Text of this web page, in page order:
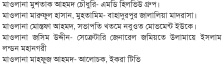
মাওলানা মুশতাক আহমদ চৌধুরি- এমডি হিলভিউ গ্রুপ।
মাওলানা মারুফুল হাসান, মুহতামিম- বাহাদুরপুর জালালিয়া মাদরাসা।
মাওলানা মোস্তফা আহমদ, সভাপতি খতমে নবুওত মোভমেন্ট ইউকে।
মাওলানা জসিম উদ্দীন- সেক্রেটারি জেনারেল জমিয়তে উলামায়ে ইসলাম
লন্ডন মহানগরী
মাওলানা মাহফুজ আহমদ- আলোচক, ইকরা টিভি